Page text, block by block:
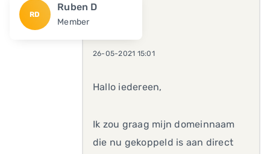
RD
Ruben D
Member
26-05-2021 15:01
Hallo iedereen,
Ik zou graag mijn domeinnaam
die nu gekoppeld is aan direct